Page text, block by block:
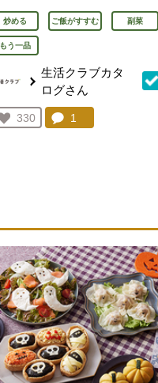
炒める ご飯がすすむ 副菜
もう一品
生活クラブカタ
ログさん
お気に入り登録：
330
人が登録
コメント：
1